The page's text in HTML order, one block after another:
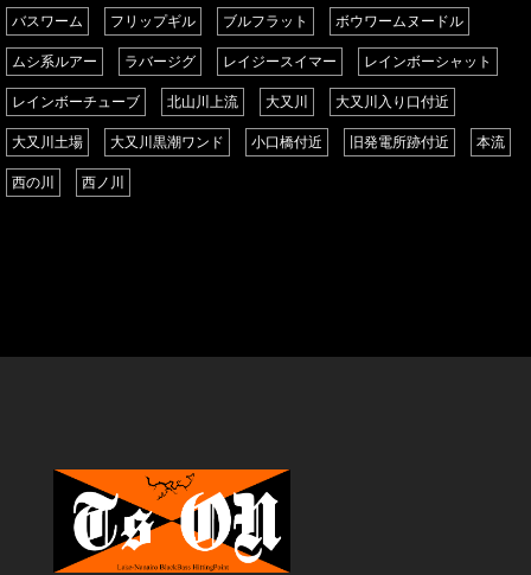
バスワーム フリップギル ブルフラット ボウワームヌードル
ムシ系ルアー ラバージグ レイジースイマー レインボーシャット
レインボーチューブ 北山川上流 大又川 大又川入り口付近
大又川土場 大又川黒潮ワンド 小口橋付近 旧発電所跡付近 本流
西の川 西ノ川